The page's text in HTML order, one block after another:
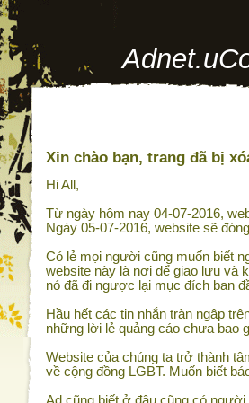
Xin chào bạn, trang đã bị
Hi All,
Từ ngày hôm nay 04-07-2016,
Ngày 05-07-2016, website sẽ
Có lẻ mọi người cũng muốn biết
website này là nơi để giao lưu và
nó đã đi ngược lại mục đích ban
Hầu hết các tin nhắn tràn ngập
những lời lẻ quảng cáo chưa bao
Website của chúng ta trở thành
về cộng đồng LGBT. Muốn biết
Ad cũng biết ở đâu cũng có